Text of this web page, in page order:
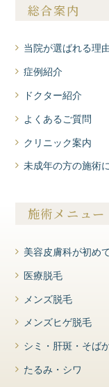
総合案内
当院が選ばれる理
症例紹介
ドクター紹介
よくあるご質問
クリニック案内
未成年の方の施術
施術メニュー
美容皮膚科が初め
医療脱毛
メンズ脱毛
メンズヒゲ脱毛
シミ・肝斑・そば
たるみ・シワ